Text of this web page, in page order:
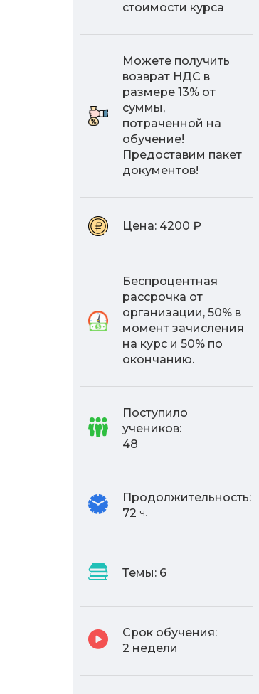
стоимости курса
Можете получить
возврат НДС в
размере 13% от
суммы,
потраченной на
обучение!
Предоставим пакет
документов!
Цена: 4200 ₽
Беспроцентная
рассрочка от
организации, 50% в
момент зачисления
на курс и 50% по
окончанию.
Поступило
учеников:
48
Продолжительность:
72 ч.
Темы: 6
Срок обучения:
2 недели